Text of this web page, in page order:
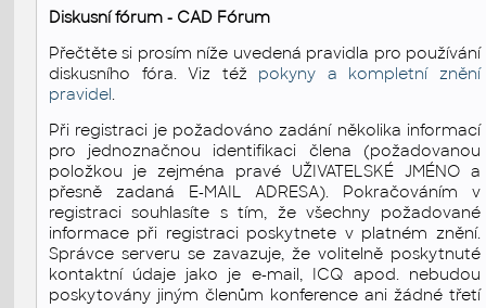
Diskusní fórum - CAD Fórum
Přečtěte si prosím níže uvedená pravidla pro používání
diskusního fóra. Viz též pokyny a kompletní znění
pravidel.
Při registraci je požadováno zadání několika informací
pro jednoznačnou identifikaci člena (požadovanou
položkou je zejména pravé UŽIVATELSKÉ JMÉNO a
přesně zadaná E-MAIL ADRESA). Pokračováním v
registraci souhlasíte s tím, že všechny požadované
informace při registraci poskytnete v platném znění.
Správce serveru se zavazuje, že volitelně poskytnuté
kontaktní údaje jako je e-mail, ICQ apod. nebudou
poskytovány jiným členům konference ani žádné třetí